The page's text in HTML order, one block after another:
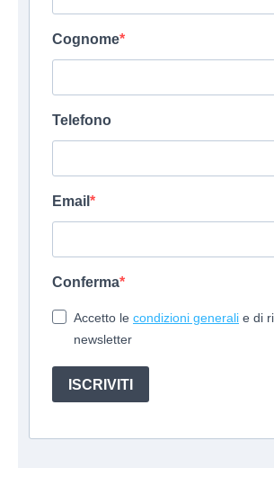
Cognome
Telefono
Email
Conferma
Accetto le condizioni generali e di
newsletter
ISCRIVITI